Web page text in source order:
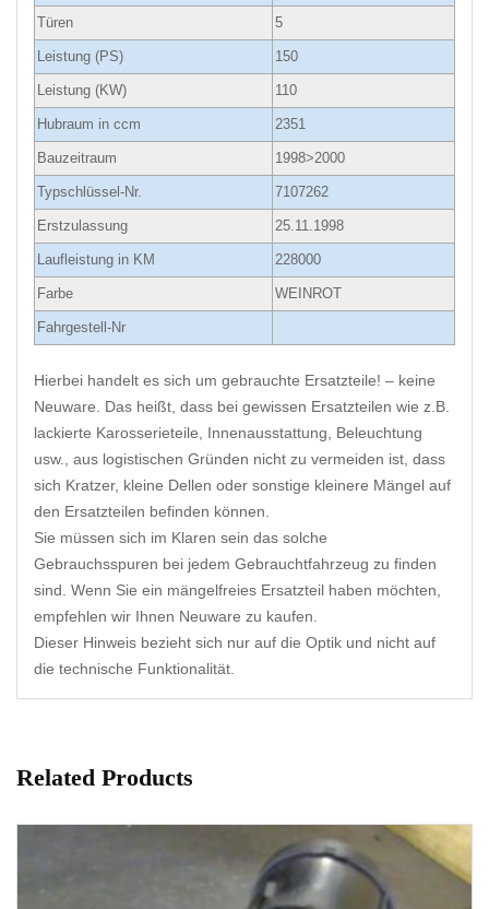
Türen 5
Leistung (PS) 150
Leistung (KW) 110
Hubraum in ccm 2351
Bauzeitraum 1998>2000
Typschlüssel-Nr. 7107262
Erstzulassung 25.11.1998
Laufleistung in KM 228000
Farbe WEINROT
Fahrgestell-Nr
Hierbei handelt es sich um gebrauchte Ersatzteile! – keine
Neuware. Das heißt, dass bei gewissen Ersatzteilen wie z.B.
lackierte Karosserieteile, Innenausstattung, Beleuchtung
usw., aus logistischen Gründen nicht zu vermeiden ist, dass
sich Kratzer, kleine Dellen oder sonstige kleinere Mängel auf
den Ersatzteilen befinden können.
Sie müssen sich im Klaren sein das solche
Gebrauchsspuren bei jedem Gebrauchtfahrzeug zu finden
sind. Wenn Sie ein mängelfreies Ersatzteil haben möchten,
empfehlen wir Ihnen Neuware zu kaufen.
Dieser Hinweis bezieht sich nur auf die Optik und nicht auf
die technische Funktionalität.
Related Products